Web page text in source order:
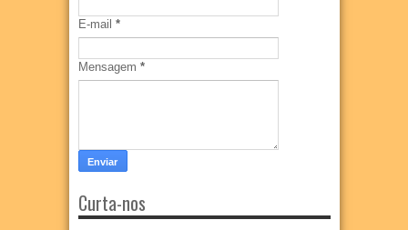
E-mail *
Mensagem *
Curta-nos